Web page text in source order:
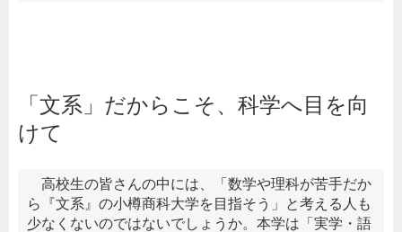
「文系」だからこそ、科学へ目を向
けて
高校生の皆さんの中には、「数学や理科が苦手だか
ら『文系』の小樽商科大学を目指そう」と考える人も
少なくないのではないでしょうか。本学は「実学・語